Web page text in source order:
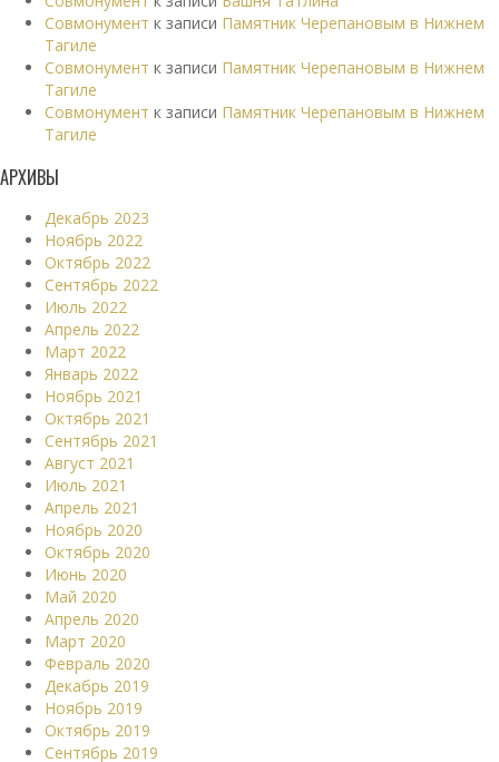
Совмонумент к записи Памятник Черепановым в Нижнем
Тагиле
Совмонумент к записи Памятник Черепановым в Нижнем
Тагиле
Совмонумент к записи Памятник Черепановым в Нижнем
Тагиле
АРХИВЫ
Декабрь 2023
Ноябрь 2022
Октябрь 2022
Сентябрь 2022
Июль 2022
Апрель 2022
Март 2022
Январь 2022
Ноябрь 2021
Октябрь 2021
Сентябрь 2021
Август 2021
Июль 2021
Апрель 2021
Ноябрь 2020
Октябрь 2020
Июнь 2020
Май 2020
Апрель 2020
Март 2020
Февраль 2020
Декабрь 2019
Ноябрь 2019
Октябрь 2019
Сентябрь 2019